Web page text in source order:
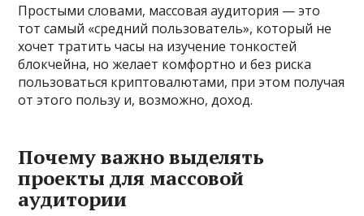
Простыми словами, массовая аудитория — это
тот самый «средний пользователь», который не
хочет тратить часы на изучение тонкостей
блокчейна, но желает комфортно и без риска
пользоваться криптовалютами, при этом получая
от этого пользу и, возможно, доход.
Почему важно выделять
проекты для массовой
аудитории